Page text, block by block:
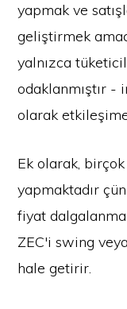
yapmak ve
geliştirmek
yalnızca
odaklanmıştır -
olarak
Ek olarak,
yapmaktadır
fiyat
ZEC'i swing
hale getirir.